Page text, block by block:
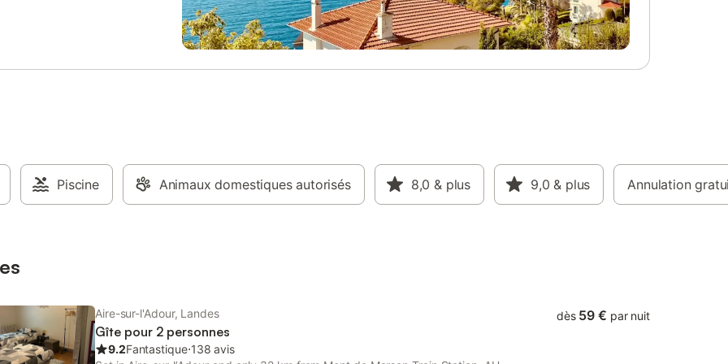
de cachet, est lovée sur
linge, lave vaisselle, frigo-
congélateur., 4 feux gaz et
vitrée donnant sur terrasse - 4
cuisine fonctionnelle où vous pourrez
préparer de délicieux repas. Vous y
trouverez également une radio et un
lecteur CD pour agrémenter vos moments
de convivialité. Chambres et Salles de
proche de la belle Cathédrale Sainte-
Marie, parfaite pour les amateurs
d'histoire. Vous trouverez également de
Piscine Animaux domestiques autorisés 8,0 & plus 9,0 & plus Annulation
Aire-sur-l'Adour, Landes
Gîte pour 2 personnes
9.2Fantastique⋅138 avis
dès 59 € par nuit